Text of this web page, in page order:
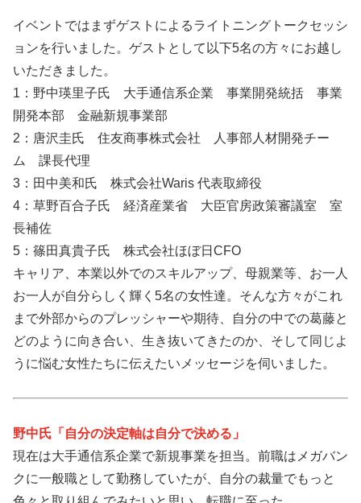
イベントではまずゲストによるライトニングトークセッシ
ョンを行いました。ゲストとして以下5名の方々にお越し
いただきました。
1：野中瑛里子氏 大手通信系企業 事業開発統括 事業
開発本部 金融新規事業部
2：唐沢圭氏 住友商事株式会社 人事部人材開発チー
ム 課長代理
3：田中美和氏 株式会社Waris 代表取締役
4：草野百合子氏 経済産業省 大臣官房政策審議室 室
長補佐
5：篠田真貴子氏 株式会社ほぼ日CFO
キャリア、本業以外でのスキルアップ、母親業等、お一人
お一人が自分らしく輝く5名の女性達。そんな方々がこれ
まで外部からのプレッシャーや期待、自分の中での葛藤と
どのように向き合い、生き抜いてきたのか、そして同じよ
うに悩む女性たちに伝えたいメッセージを伺いました。
野中氏「自分の決定軸は自分で決める」
現在は大手通信系企業で新規事業を担当。前職はメガバン
クに一般職として勤務していたが、自分の裁量でもっと